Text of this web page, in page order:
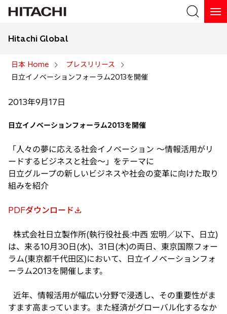
Hitachi Global
日本 Home
プレスリリース
日立イノベーションフォーラム2013を開催
2013年9月17日
日立イノベーションフォーラム2013を開催
「人々の夢に応える社会イノベーション 〜情報活用がリ
ードするビジネスと社会〜」をテーマに
日立グループの新しいビジネスや社会の変革に向けた取り
組みを紹介
PDFダウンロード
新
い
タ
ブ
く
株式会社日立製作所(執行役社長:中西 宏明／以下、日立)
は、来る10月30日(水)、31日(木)の両日、東京国際フォー
ラム(東京都千代田区)において、日立イノベーションフォ
ーラム2013を開催します。
近年、情報活用が幅広い分野で浸透し、その重要性がま
すます高まっています。また経済がグローバル化するなか